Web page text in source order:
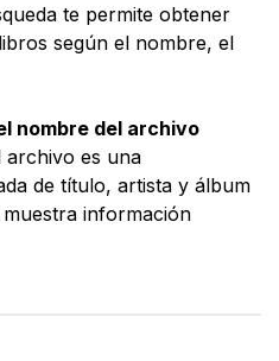
te permite obtener
según el nombre, el
nombre del archivo
archivo es una
de título, artista y álbum
información